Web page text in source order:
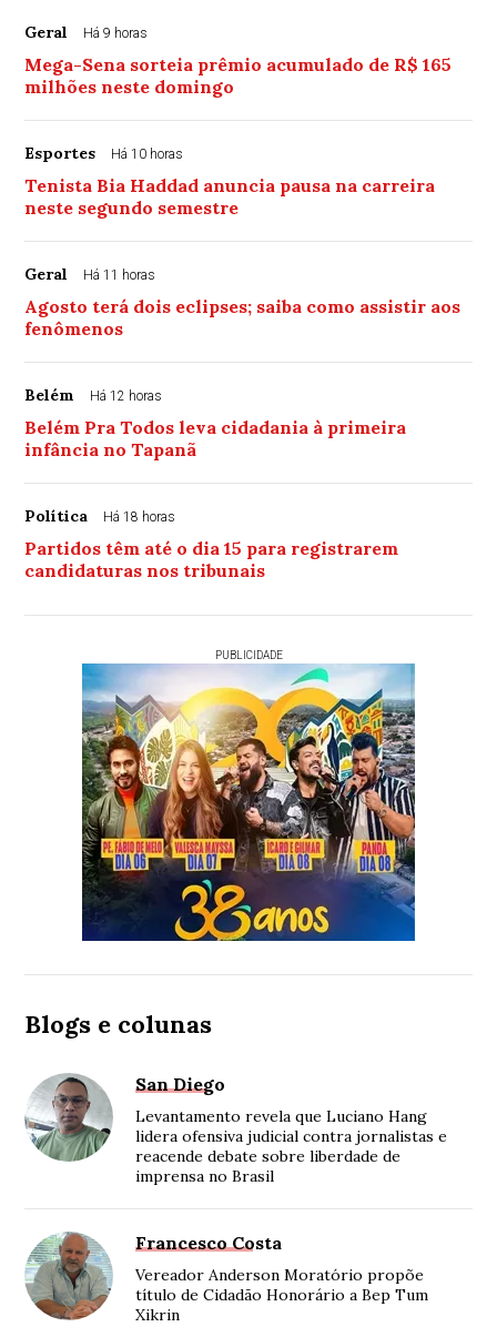
Geral Há 9 horas
Mega-Sena sorteia prêmio acumulado de R$ 165
milhões neste domingo
Esportes Há 10 horas
Tenista Bia Haddad anuncia pausa na carreira
neste segundo semestre
Geral Há 11 horas
Agosto terá dois eclipses; saiba como assistir aos
fenômenos
Belém Há 12 horas
Belém Pra Todos leva cidadania à primeira
infância no Tapanã
Política Há 18 horas
Partidos têm até o dia 15 para registrarem
candidaturas nos tribunais
PUBLICIDADE
Blogs e colunas
San Diego
Levantamento revela que Luciano Hang
lidera ofensiva judicial contra jornalistas e
reacende debate sobre liberdade de
imprensa no Brasil
Francesco Costa
Vereador Anderson Moratório propõe
título de Cidadão Honorário a Bep Tum
Xikrin